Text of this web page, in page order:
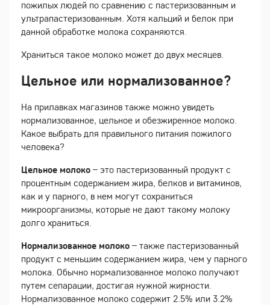
пожилых людей по сравнению с пастеризованным и
ультрапастеризованным. Хотя кальций и белок при
данной обработке молока сохраняются.
Храниться такое молоко может до двух месяцев.
Цельное или нормализованное?
На прилавках магазинов также можно увидеть
нормализованное, цельное и обезжиренное молоко.
Какое выбрать для правильного питания пожилого
человека?
Цельное молоко – это пастеризованный продукт с
процентным содержанием жира, белков и витаминов,
как и у парного, в нем могут сохраниться
микроорганизмы, которые не дают такому молоку
долго храниться.
Нормализованное молоко – также пастеризованный
продукт с меньшим содержанием жира, чем у парного
молока. Обычно нормализованное молоко получают
путем сепарации, достигая нужной жирности.
Нормализованное молоко содержит 2.5% или 3.2%